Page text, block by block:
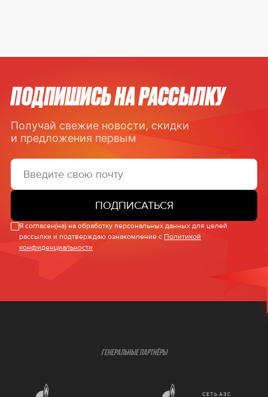
ПОДПИШИСЬ НА РАССЫЛКУ
Получай свежие новости, скидки
и предложения первым
ПОДПИСАТЬСЯ
Я согласен(на) на обработку персональных данных для целей
рассылки и подтверждаю ознакомление с Политикой
конфиденциальности
ГЕНЕРАЛЬНЫЕ ПАРТНЁРЫ